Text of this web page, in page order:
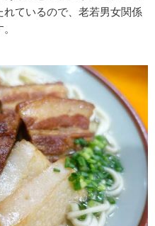
ているので、老若男女関係